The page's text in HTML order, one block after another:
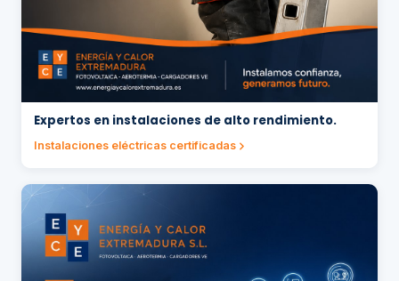
Expertos en instalaciones de alto rendimiento.
Instalaciones eléctricas certificadas